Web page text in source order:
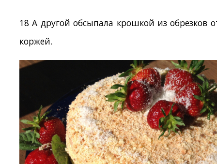
18 А другой обсыпала крошкой из обрезков
коржей.